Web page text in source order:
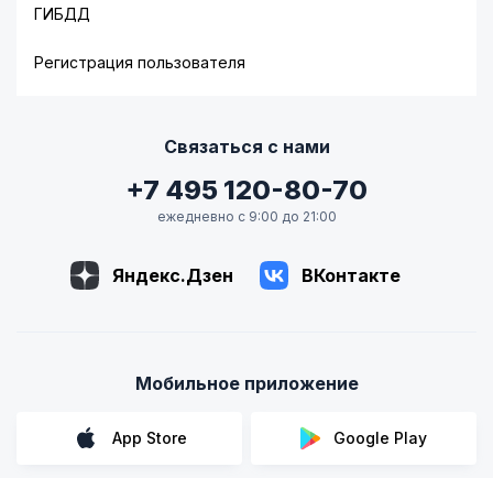
ГИБДД
Регистрация пользователя
Связаться с нами
+7 495 120-80-70
ежедневно с 9:00 до 21:00
Яндекс.Дзен ВКонтакте
Мобильное приложение
App Store Google Play